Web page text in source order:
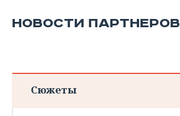
НОВОСТИ ПАРТНЕРОВ
Сюжеты